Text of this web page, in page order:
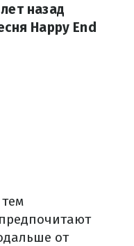
назад
Happy End
от